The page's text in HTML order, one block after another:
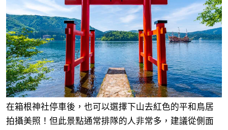
在箱根神社停車後，也可以選擇下山去紅色的平和鳥居
拍攝美照！但此景點通常排隊的人非常多，建議從側面